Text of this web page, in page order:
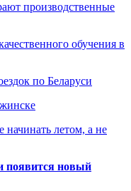
производственные
обучения в
по Беларуси
летом, а не
появится новый